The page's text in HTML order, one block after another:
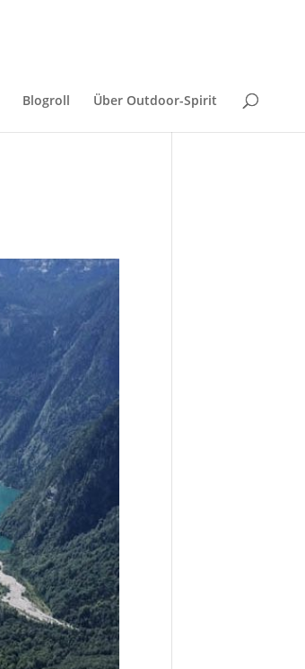
Blogroll Über Outdoor-Spirit